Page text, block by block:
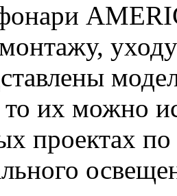
то их можно
проектах